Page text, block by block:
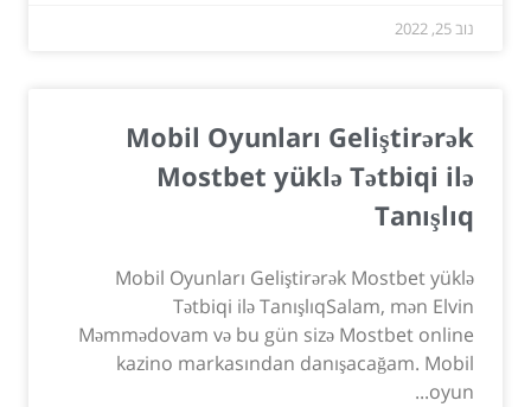
נוב 25, 2022
Mobil Oyunları Geliştirərək
Mostbet yüklə Tətbiqi ilə
Tanışlıq
Mobil Oyunları Geliştirərək Mostbet yüklə
Tətbiqi ilə TanışlıqSalam, mən Elvin
Məmmədovam və bu gün sizə Mostbet online
kazino markasından danışacağam. Mobil
oyun...